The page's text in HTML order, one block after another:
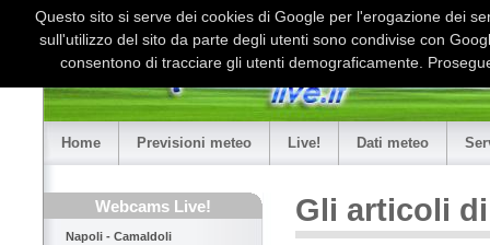
Home Previsioni meteo Live! Dati meteo
Webcams Live!
Napoli - Camaldoli
Gli articoli
Questo sito si serve dei cookies di Google per l'erogazione dei
sull'utilizzo del sito da parte degli utenti sono condivise con
consentono di tracciare gli utenti demograficamente.